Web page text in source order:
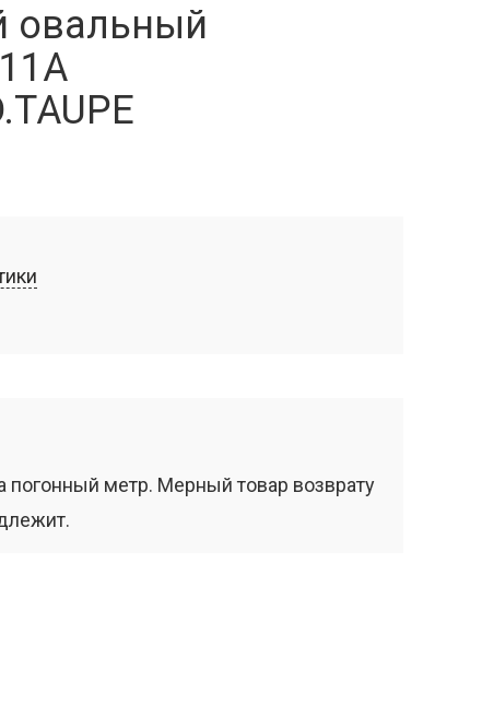
овальный
погонный метр. Мерный товар возврату